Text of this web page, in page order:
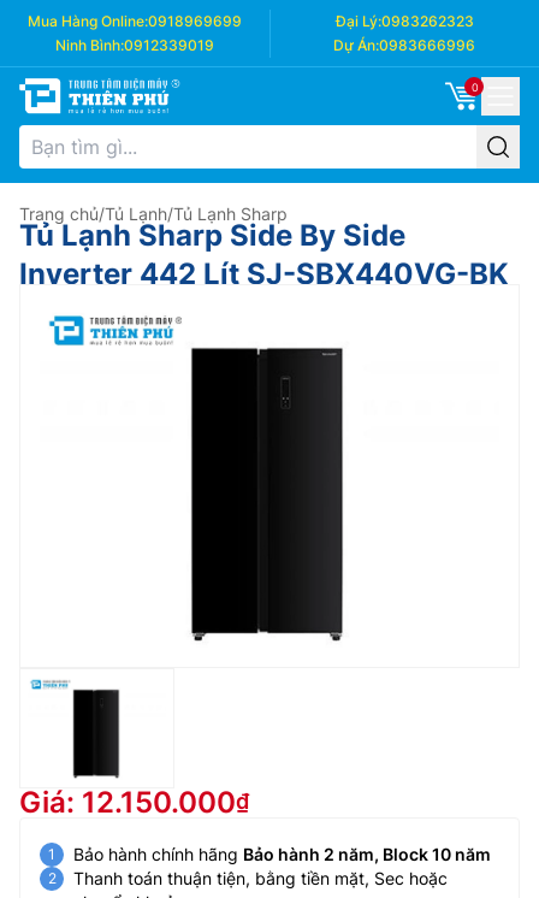
Mua Hàng Online:0918969699 Đại Lý:0983262323
Ninh Bình:0912339019 Dự Án:0983666996
0
Trang chủ/Tủ Lạnh/Tủ Lạnh Sharp
Tủ Lạnh Sharp Side By Side
Inverter 442 Lít SJ-SBX440VG-BK
Giá: 12.150.000
Bảo hành chính hãng Bảo hành 2 năm, Block 10 năm
Thanh toán thuận tiện, bằng tiền mặt, Sec hoặc